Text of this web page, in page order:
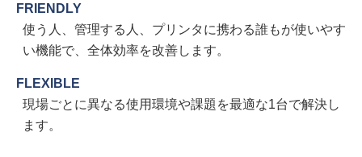
FRIENDLY
使う人、管理する人、プリンタに携わる誰もが使いやす
い機能で、全体効率を改善します。
FLEXIBLE
現場ごとに異なる使用環境や課題を最適な1台で解決し
ます。